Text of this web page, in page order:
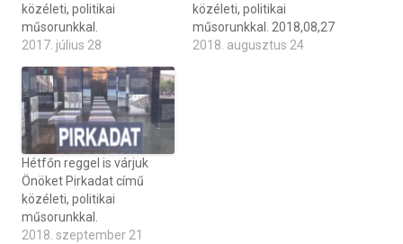
közéleti, politikai
műsorunkkal.
2017. július 28
közéleti, politikai
műsorunkkal. 2018,08,27
2018. augusztus 24
Hétfőn reggel is várjuk
Önöket Pirkadat című
közéleti, politikai
műsorunkkal.
2018. szeptember 21